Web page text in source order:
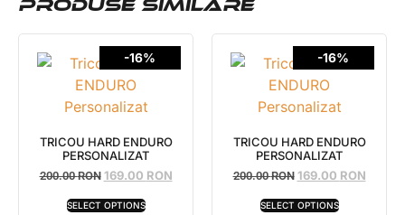
PRODUSE SIMILARE
-16%
TRICOU HARD ENDURO
PERSONALIZAT
200.00RON 169.00 RON
SELECT OPTIONS
-16%
TRICOU HARD ENDURO
PERSONALIZAT
200.00RON 169.00 RON
SELECT OPTIONS